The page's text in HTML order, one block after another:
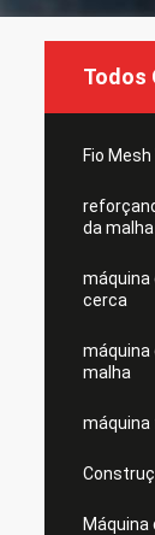
Todos
Fio
da malha
máquina
cerca
máquina
malha
máquina
Máquina